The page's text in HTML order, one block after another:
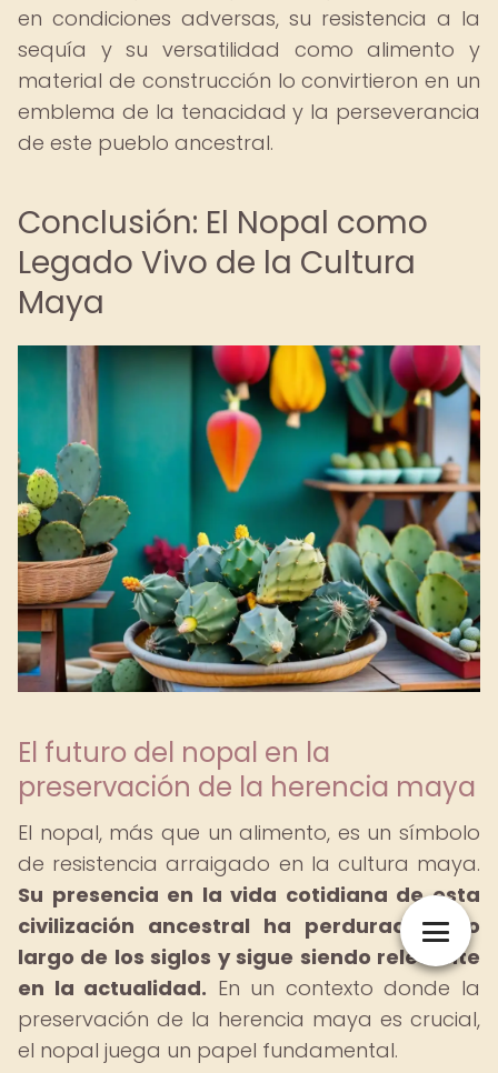
en condiciones adversas, su resistencia a la
sequía y su versatilidad como alimento y
material de construcción lo convirtieron en un
emblema de la tenacidad y la perseverancia
de este pueblo ancestral.
Conclusión: El Nopal como
Legado Vivo de la Cultura
Maya
El futuro del nopal en la
preservación de la herencia maya
El nopal, más que un alimento, es un símbolo
de resistencia arraigado en la cultura maya.
Su presencia en la vida cotidiana de esta
civilización ancestral ha perdurado a lo
largo de los siglos y sigue siendo relevante
en la actualidad. En un contexto donde la
preservación de la herencia maya es crucial,
el nopal juega un papel fundamental.